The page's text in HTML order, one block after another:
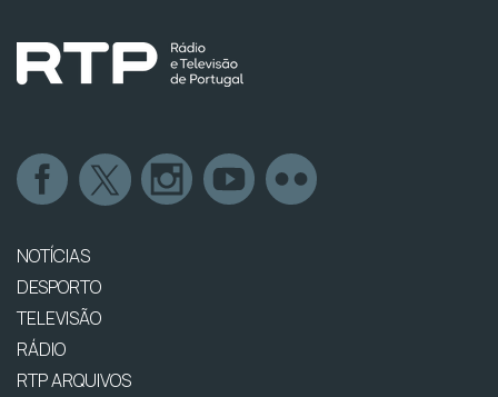
NOTÍCIAS
DESPORTO
TELEVISÃO
RÁDIO
RTP ARQUIVOS